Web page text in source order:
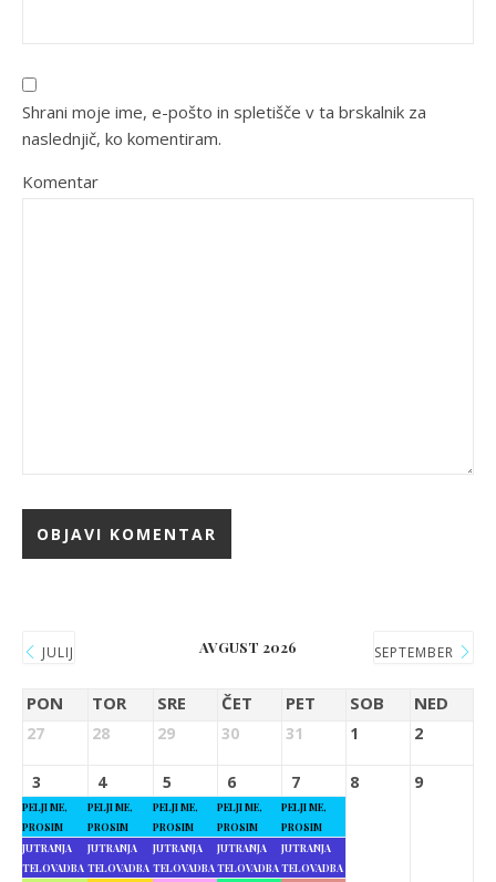
Shrani moje ime, e-pošto in spletišče v ta brskalnik za
naslednjič, ko komentiram.
Komentar
JULIJ AVGUST 2026 SEPTEMBER
PON TOR SRE ČET PET SOB NED
27 28 29 30 31 1 2
3
PELJI ME,
PROSIM
JUTRANJA
TELOVADBA
4
PELJI ME,
PROSIM
JUTRANJA
TELOVADBA
5
PELJI ME,
PROSIM
JUTRANJA
TELOVADBA
6
PELJI ME,
PROSIM
JUTRANJA
TELOVADBA
7
PELJI ME,
PROSIM
JUTRANJA
TELOVADBA
8 9